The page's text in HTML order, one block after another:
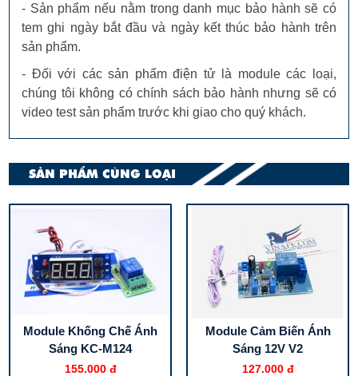
- Sản phẩm nếu nằm trong danh mục bảo hành sẽ có
tem ghi ngày bắt đầu và ngày kết thúc bảo hành trên
sản phẩm.
- Đối với các sản phẩm điện tử là module các loại,
chúng tôi không có chính sách bảo hành nhưng sẽ có
video test sản phẩm trước khi giao cho quý khách.
SẢN PHẨM CÙNG LOẠI
Module Khống Chế Ánh
Sáng KC-M124
155.000 đ
Module Cảm Biến Ánh
Sáng 12V V2
127.000 đ